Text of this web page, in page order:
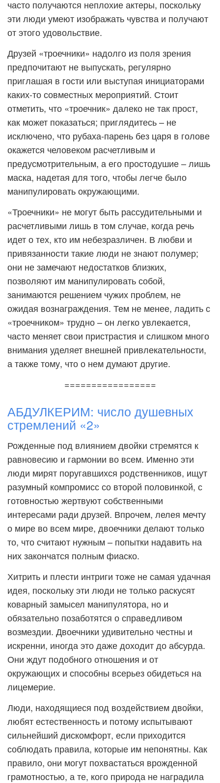
часто получаются неплохие актеры, поскольку
эти люди умеют изображать чувства и получают
от этого удовольствие.
Друзей «троечники» надолго из поля зрения
предпочитают не выпускать, регулярно
приглашая в гости или выступая инициаторами
каких-то совместных мероприятий. Стоит
отметить, что «троечник» далеко не так прост,
как может показаться; приглядитесь – не
исключено, что рубаха-парень без царя в голове
окажется человеком расчетливым и
предусмотрительным, а его простодушие – лишь
маска, надетая для того, чтобы легче было
манипулировать окружающими.
«Троечники» не могут быть рассудительными и
расчетливыми лишь в том случае, когда речь
идет о тех, кто им небезразличен. В любви и
привязанности такие люди не знают полумер;
они не замечают недостатков близких,
позволяют им манипулировать собой,
занимаются решением чужих проблем, не
ожидая вознаграждения. Тем не менее, ладить с
«троечником» трудно – он легко увлекается,
часто меняет свои пристрастия и слишком много
внимания уделяет внешней привлекательности,
а также тому, что о нем думают другие.
=================
АБДУЛКЕРИМ: число душевных
стремлений «2»
Рожденные под влиянием двойки стремятся к
равновесию и гармонии во всем. Именно эти
люди мирят поругавшихся родственников, ищут
разумный компромисс со второй половинкой, с
готовностью жертвуют собственными
интересами ради друзей. Впрочем, лелея мечту
о мире во всем мире, двоечники делают только
то, что считают нужным – попытки надавить на
них закончатся полным фиаско.
Хитрить и плести интриги тоже не самая удачная
идея, поскольку эти люди не только раскусят
коварный замысел манипулятора, но и
обязательно позаботятся о справедливом
возмездии. Двоечники удивительно честны и
искренни, иногда это даже доходит до абсурда.
Они ждут подобного отношения и от
окружающих и способны всерьез обидеться на
лицемерие.
Люди, находящиеся под воздействием двойки,
любят естественность и потому испытывают
сильнейший дискомфорт, если приходится
соблюдать правила, которые им непонятны. Как
правило, они могут похвастаться врожденной
грамотностью, а те, кого природа не наградила